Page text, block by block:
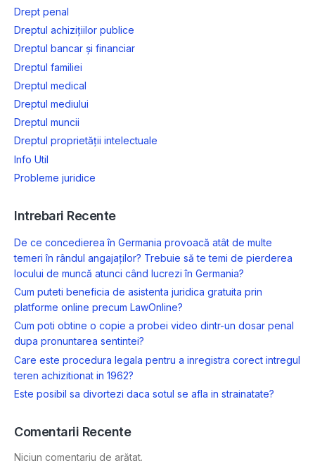
Drept penal
Dreptul achizițiilor publice
Dreptul bancar și financiar
Dreptul familiei
Dreptul medical
Dreptul mediului
Dreptul muncii
Dreptul proprietății intelectuale
Info Util
Probleme juridice
Intrebari Recente
De ce concedierea în Germania provoacă atât de multe
temeri în rândul angajaților? Trebuie să te temi de pierderea
locului de muncă atunci când lucrezi în Germania?
Cum puteti beneficia de asistenta juridica gratuita prin
platforme online precum LawOnline?
Cum poti obtine o copie a probei video dintr-un dosar penal
dupa pronuntarea sentintei?
Care este procedura legala pentru a inregistra corect intregul
teren achizitionat in 1962?
Este posibil sa divortezi daca sotul se afla in strainatate?
Comentarii Recente
Niciun comentariu de arătat.